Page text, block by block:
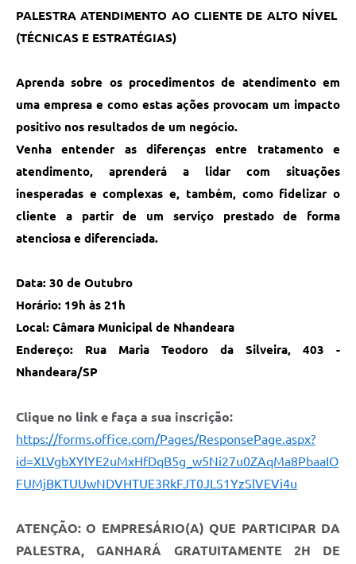
PALESTRA ATENDIMENTO AO CLIENTE DE ALTO NÍVEL
(TÉCNICAS E ESTRATÉGIAS)
Aprenda sobre os procedimentos de atendimento em
uma empresa e como estas ações provocam um impacto
positivo nos resultados de um negócio.
Venha entender as diferenças entre tratamento e
atendimento, aprenderá a lidar com situações
inesperadas e complexas e, também, como fidelizar o
cliente a partir de um serviço prestado de forma
atenciosa e diferenciada.
Data: 30 de Outubro
Horário: 19h às 21h
Local: Câmara Municipal de Nhandeara
Endereço: Rua Maria Teodoro da Silveira, 403 -
Nhandeara/SP
Clique no link e faça a sua inscrição:
https://forms.office.com/Pages/ResponsePage.aspx?
id=XLVgbXYlYE2uMxHfDqB5g_w5Ni27u0ZAqMa8PbaaIO
FUMjBKTUUwNDVHTUE3RkFJT0JLS1YzSlVEVi4u
ATENÇÃO: O EMPRESÁRIO(A) QUE PARTICIPAR DA
PALESTRA, GANHARÁ GRATUITAMENTE 2H DE